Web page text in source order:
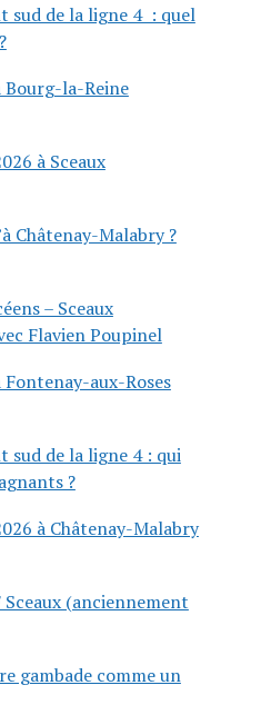
sud de la ligne 4 : quel
Bourg-la-Reine
à Sceaux
Châtenay-Malabry ?
– Sceaux
Flavien Poupinel
aux-Roses
sud de la ligne 4 : qui
?
à Châtenay-Malabry
Sceaux (anciennement
gambade comme un